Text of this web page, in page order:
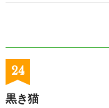
24
黒き猫